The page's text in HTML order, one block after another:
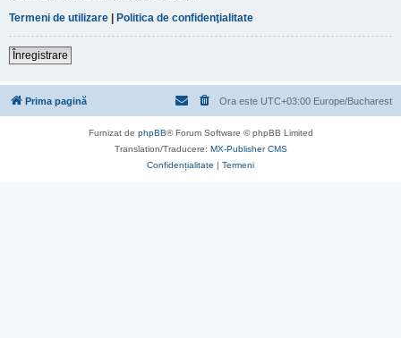
Termeni de utilizare | Politica de confidenţialitate
Înregistrare
Prima pagină Ora este UTC+03:00 Europe/Bucharest
Furnizat de phpBB® Forum Software © phpBB Limited
Translation/Traducere: MX-Publisher CMS
Confidențialitate | Termeni